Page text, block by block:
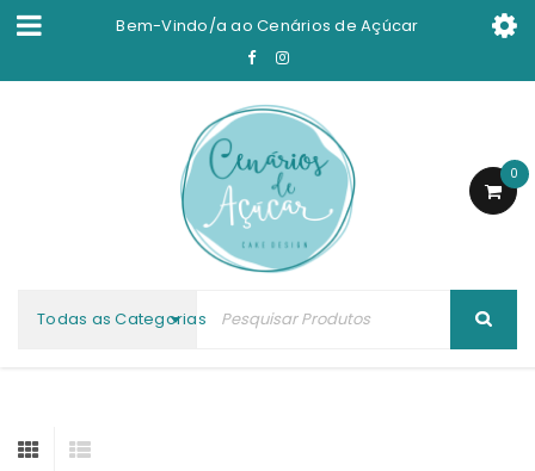
Bem-Vindo/a ao Cenários de Açúcar
0
Todas as Categorias